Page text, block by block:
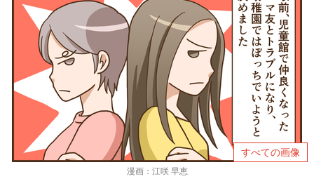
すべての画像
漫画：江咲 早恵